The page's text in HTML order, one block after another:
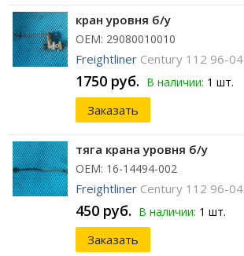
кран уровня б/у
ОЕМ: 29080010010
Freightliner Century 112 96-04
1750 руб. В наличии: 1 шт.
Заказать
тяга крана уровня б/у
ОЕМ: 16-14494-002
Freightliner Century 112 96-04
450 руб. В наличии: 1 шт.
Заказать